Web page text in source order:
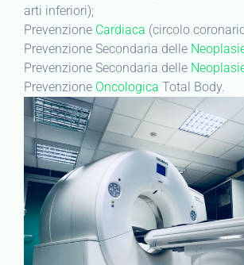
arti inferiori);
Prevenzione Cardiaca (circolo
Prevenzione Secondaria delle
Prevenzione Secondaria delle
Prevenzione Oncologica Total Body.